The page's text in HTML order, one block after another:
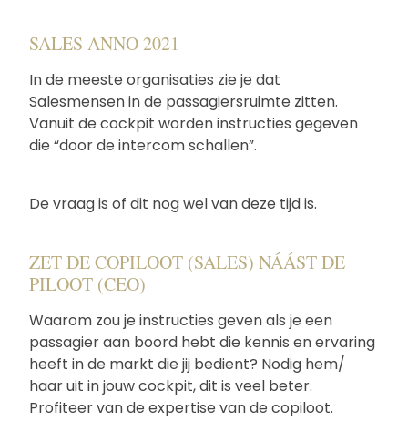
SALES ANNO 2021
In de meeste organisaties zie je dat
Salesmensen in de passagiersruimte zitten.
Vanuit de cockpit worden instructies gegeven
die “door de intercom schallen”.
De vraag is of dit nog wel van deze tijd is.
ZET DE COPILOOT (SALES) NÁÁST DE
PILOOT (CEO)
Waarom zou je instructies geven als je een
passagier aan boord hebt die kennis en ervaring
heeft in de markt die jij bedient? Nodig hem/
haar uit in jouw cockpit, dit is veel beter.
Profiteer van de expertise van de copiloot.